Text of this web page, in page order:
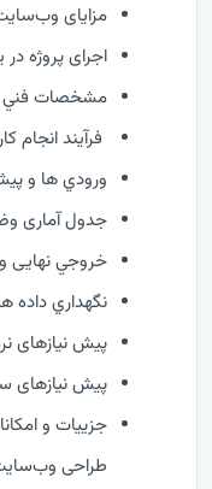
مزایای
اجرای پروژه
مشخصات فني
فرآيند انجام
ورودي ها و
جدول آماری
خروجي نهایی
نگهداري داده
پیش نیازهای
پیش نیازهای
جزییات و
طراحی